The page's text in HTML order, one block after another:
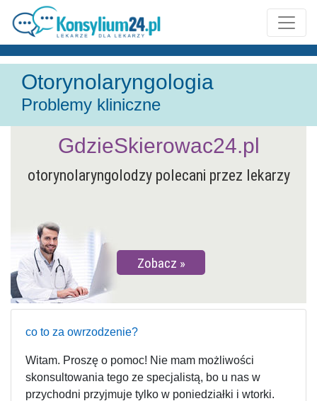
Otorynolaryngologia
Problemy kliniczne
otorynolaryngolodzy polecani przez lekarzy
Zobacz
GdzieSkierowac24.pl
co to za owrzodzenie?
Witam. Proszę o pomoc! Nie mam możliwości
skonsultowania tego ze specjalistą, bo u nas w
przychodni przyjmuje tylko w poniedziałki i wtorki.